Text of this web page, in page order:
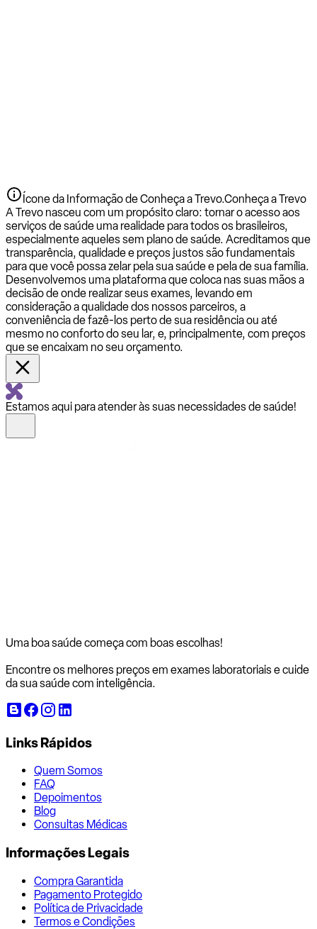
Ícone da Informação de Conheça a Trevo.Conheça a Trevo
A Trevo nasceu com um propósito claro: tornar o acesso aos
serviços de saúde uma realidade para todos os brasileiros,
especialmente aqueles sem plano de saúde. Acreditamos que
transparência, qualidade e preços justos são fundamentais
para que você possa zelar pela sua saúde e pela de sua família.
Desenvolvemos uma plataforma que coloca nas suas mãos a
decisão de onde realizar seus exames, levando em
consideração a qualidade dos nossos parceiros, a
conveniência de fazê-los perto de sua residência ou até
mesmo no conforto do seu lar, e, principalmente, com preços
que se encaixam no seu orçamento.
Estamos aqui para atender às suas necessidades de saúde!
Uma boa saúde começa com boas escolhas!
Encontre os melhores preços em exames laboratoriais e cuide
da sua saúde com inteligência.
Links Rápidos
Quem Somos
FAQ
Depoimentos
Blog
Consultas Médicas
Informações Legais
Compra Garantida
Pagamento Protegido
Política de Privacidade
Termos e Condições